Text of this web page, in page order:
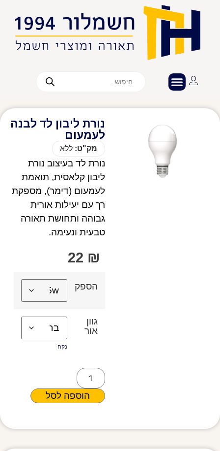
נורת ליבון לד לבנה
לעמעום
מק"ט: ללא
נורת לד בעיצוב נורת
ליבון קלאסית, תואמת
לעמעום (דימר), מספקת
רך עם יעילות אורית
גבוהה ותחושת תאורה
טבעית ונעימה.
22 ₪
הספק
גוון
אור
נקה
הוספה לסל